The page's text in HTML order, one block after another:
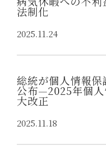
法制化
2025.11.24
総統が個人情報
公布—2025年個
大改正
2025.11.18